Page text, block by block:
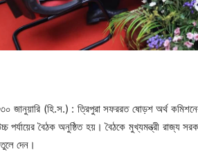
জানুয়ারি (হি.স.) : ত্রিপুরা সফররত ষোড়শ অর্থ কমিশনের
পর্যায়ের বৈঠক অনুষ্ঠিত হয়। বৈঠকে মুখ্যমন্ত্রী রাজ্য
দেন।